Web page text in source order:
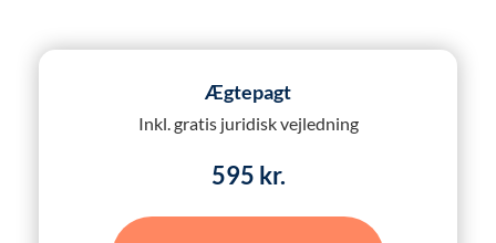
Ægtepagt
Inkl. gratis juridisk vejledning
595 kr.